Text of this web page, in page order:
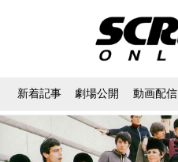
新着記事 劇場公開 動画配信